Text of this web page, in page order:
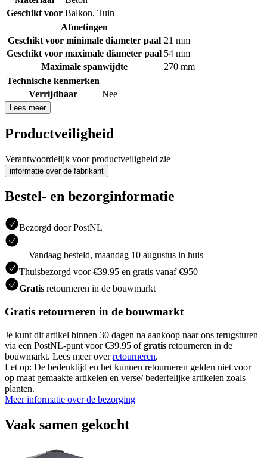
Geschikt voor Balkon, Tuin
Afmetingen
Geschikt voor minimale diameter paal 21 mm
Geschikt voor maximale diameter paal 54 mm
Maximale spanwijdte
270 mm
Technische kenmerken
Verrijdbaar
Nee
Lees meer
Productveiligheid
Verantwoordelijk voor productveiligheid zie
informatie over de fabrikant
Bestel- en bezorginformatie
Bezorgd door PostNL
Vandaag besteld, maandag 10 augustus in huis
Thuisbezorgd voor €39.95 en gratis vanaf €950
Gratis retourneren in de bouwmarkt
Gratis retourneren in de bouwmarkt
Je kunt dit artikel binnen 30 dagen na aankoop naar ons terugsturen
via een PostNL-punt voor €39.95 ofgratis retourneren in de
bouwmarkt. Lees meer overretourneren.
Let op: De bedenktijd en het kunnen retourneren gelden niet voor
op maat gemaakte artikelen en verse/ bederfelijke artikelen zoals
planten.
Meer informatie over de bezorging
Vaak samen gekocht